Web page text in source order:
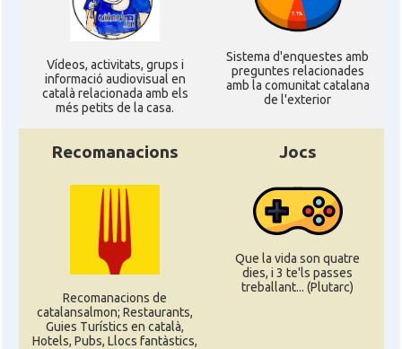
Ví­deos, activitats, grups i
informació audiovisual en
català relacionada amb els
més petits de la casa.
Sistema d'enquestes amb
preguntes relacionades
amb la comunitat catalana
de l'exterior
Recomanacions
Recomanacions de
catalansalmon; Restaurants,
Guies Turístics en català,
Hotels, Pubs, Llocs fantàstics,
Jocs
Que la vida son quatre
dies, i 3 te'ls passes
treballant... (Plutarc)